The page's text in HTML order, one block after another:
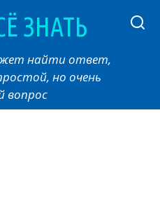
ЗНАТЬ
найти ответ,
но очень
вопрос